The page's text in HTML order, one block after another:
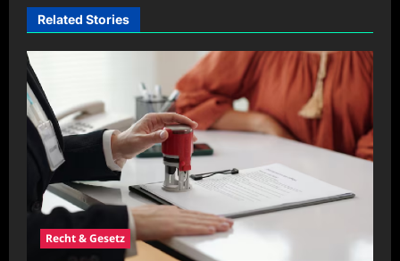
g
a
t
i
Related Stories
Recht & Gesetz